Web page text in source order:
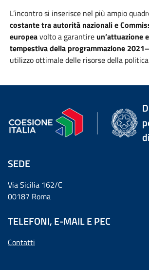
L’incontro si inserisce nel più ampio
costante tra autorità nazionali e
europeavolto a garantire un’attuazione
tempestiva della programmazione
utilizzo ottimale delle risorse della
SEDE
Via Sicilia 162/C
00187 Roma
TELEFONI, E-MAIL E PEC
Contatti